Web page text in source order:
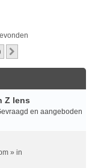
Z lens
en aangeboden
» in